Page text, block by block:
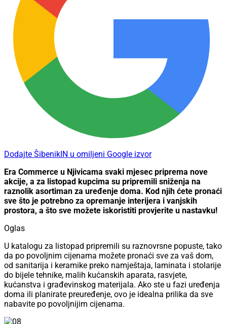
Dodajte ŠibenikIN u omiljeni Google izvor
Era Commerce u Njivicama svaki mjesec priprema nove
akcije, a za listopad kupcima su pripremili sniženja na
raznolik asortiman za uređenje doma. Kod njih ćete pronaći
sve što je potrebno za opremanje interijera i vanjskih
prostora, a što sve možete iskoristiti provjerite u nastavku!
Oglas
U katalogu za listopad pripremili su raznovrsne popuste, tako
da po povoljnim cijenama možete pronaći sve za vaš dom,
od sanitarija i keramike preko namještaja, laminata i stolarije
do bijele tehnike, malih kućanskih aparata, rasvjete,
kućanstva i građevinskog materijala. Ako ste u fazi uređenja
doma ili planirate preuređenje, ovo je idealna prilika da sve
nabavite po povoljnijim cijenama.